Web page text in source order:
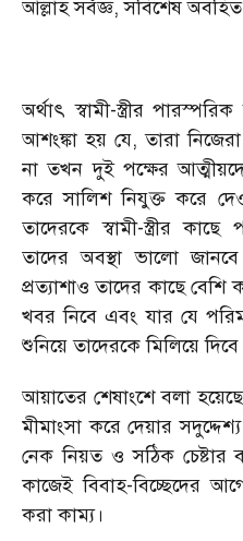
আল্লাহ সর্বজ্ঞ, সবিশেষ
অর্থাৎ স্বামী-স্ত্রীর
আশংঙ্কা হয় যে, তারা
না তখন দুই পক্ষের
করে সালিশ নিযুক্ত করে
তাদেরকে স্বামী-স্ত্রীর
তাদের অবস্থা ভালো
প্রত্যাশাও তাদের কাছে
খবর নিবে এবং যার যে
শুনিয়ে তাদেরকে মিলিয়ে
আয়াতের শেষাংশে বলা
মীমাংসা করে দেয়ার
নেক নিয়ত ও সঠিক চেষ্টার
কাজেই বিবাহ-বিচ্ছেদের
করা কাম্য।